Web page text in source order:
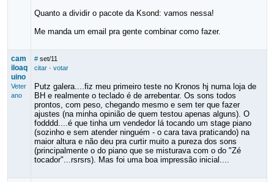
Quanto a dividir o pacote da Ksond: vamos nessa!
Me manda um email pra gente combinar como fazer.
cam
iloaq
uino
Veter
ano
# set/11
citar· votar
Putz galera....fiz meu primeiro teste no Kronos hj numa loja de
BH e realmente o teclado é de arrebentar. Os sons todos
prontos, com peso, chegando mesmo e sem ter que fazer
ajustes (na minha opinião de quem testou apenas alguns). O
fodddd....é que tinha um vendedor lá tocando um stage piano
(sozinho e sem atender ninguém - o cara tava praticando) na
maior altura e não deu pra curtir muito a pureza dos sons
(principalmente o do piano que se misturava com o do "Zé
tocador"...rsrsrs). Mas foi uma boa impressão inicial....